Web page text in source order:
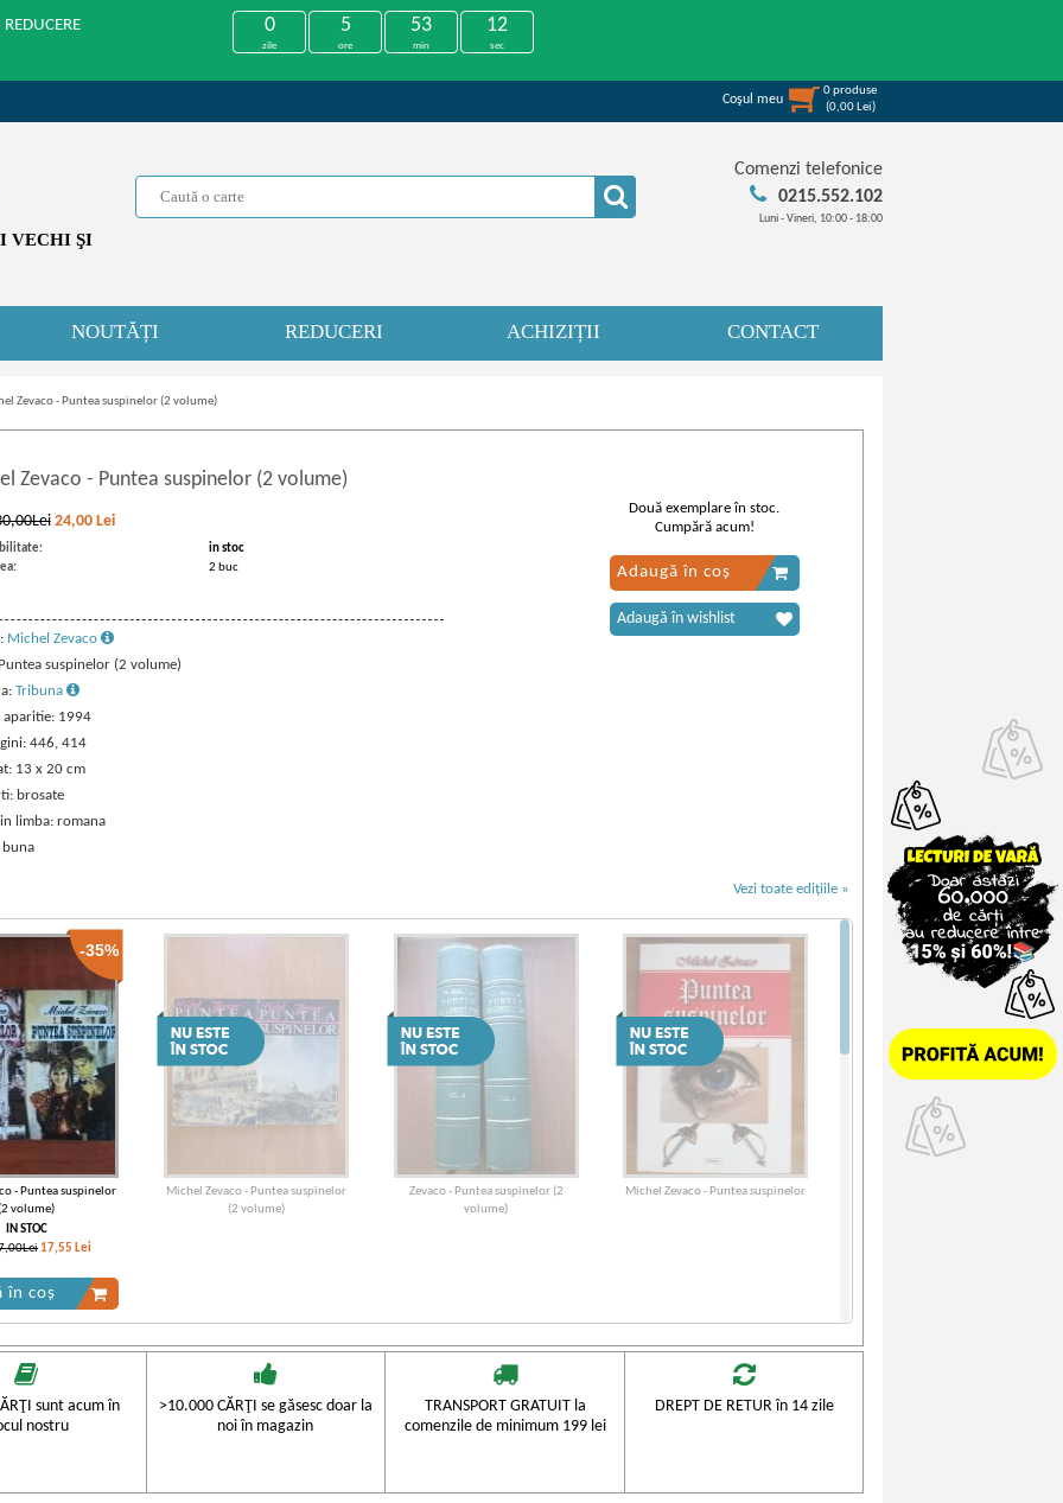
0
zile
5
ore
53
min
11
sec
Coşul meu
0produse
(0,00 Lei)
VECHI ŞI
Comenzi telefonice
0215.552.102
Luni - Vineri, 10:00 - 18:00
NOUTĂȚI REDUCERI ACHIZIȚII CONTACT
Zevaco - Puntea suspinelor (2 volume)
Zevaco - Puntea suspinelor (2 volume)
24,00 Lei
in stoc
2 buc
Michel Zevaco
suspinelor (2 volume)
Tribuna
aparitie: 1994
446, 414
13 x 20 cm
brosate
limba: romana
buna
Două exemplare în stoc.
Cumpără acum!
Adaugă în coș
Adaugă în wishlist
Vezi toate edițiile »
-35%
- Puntea suspinelor
volume)
IN STOC
17,55 Lei
în coș
Michel Zevaco - Puntea suspinelor
(2 volume)
Zevaco - Puntea suspinelor (2
volume)
Michel Zevaco - Puntea suspinelor
sunt acum în
nostru
>10.000 CĂRŢI se găsesc doar la
noi în magazin
TRANSPORT GRATUIT la
comenzile de minimum 199 lei
DREPT DE RETUR în 14 zile